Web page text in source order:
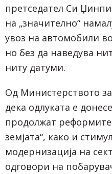
претседател Си
на „значително“
увоз на автомобили
но без да наведува
ниту датуми.
Од Министерството
дека одлуката е
продолжат
земјата“, како и
модернизација на
одговори на